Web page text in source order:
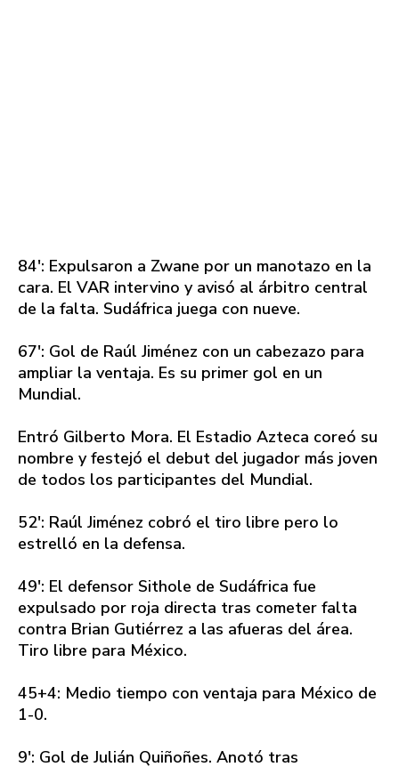
84': Expulsaron a Zwane por un manotazo en la
cara. El VAR intervino y avisó al árbitro central
de la falta. Sudáfrica juega con nueve.
67': Gol de Raúl Jiménez con un cabezazo para
ampliar la ventaja. Es su primer gol en un
Mundial.
Entró Gilberto Mora. El Estadio Azteca coreó su
nombre y festejó el debut del jugador más joven
de todos los participantes del Mundial.
52': Raúl Jiménez cobró el tiro libre pero lo
estrelló en la defensa.
49': El defensor Sithole de Sudáfrica fue
expulsado por roja directa tras cometer falta
contra Brian Gutiérrez a las afueras del área.
Tiro libre para México.
45+4: Medio tiempo con ventaja para México de
1-0.
9': Gol de Julián Quiñoñes. Anotó tras